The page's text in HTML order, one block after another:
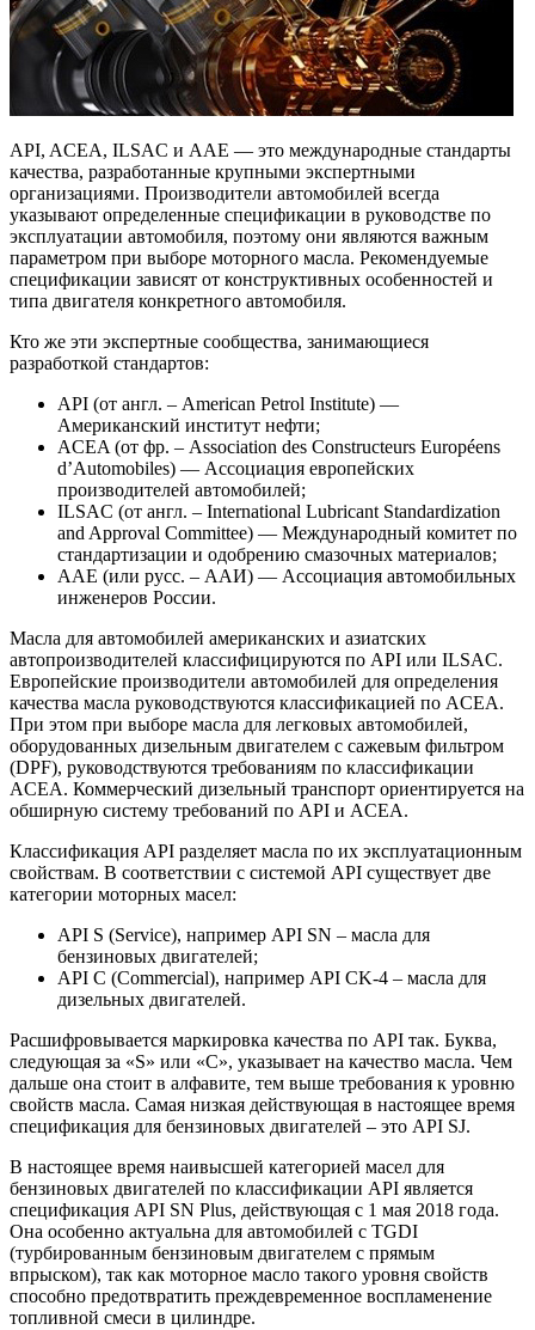
API, ACEA, ILSAC и ААЕ — это международные стандарты
качества, разработанные крупными экспертными
организациями. Производители автомобилей всегда
указывают определенные спецификации в руководстве по
эксплуатации автомобиля, поэтому они являются важным
параметром при выборе моторного масла. Рекомендуемые
спецификации зависят от конструктивных особенностей и
типа двигателя конкретного автомобиля.
Кто же эти экспертные сообщества, занимающиеся
разработкой стандартов:
API (от англ. – American Petrol Institute) —
Американский институт нефти;
ACEA (от фр. – Association des Constructeurs Européens
d’Automobiles) — Ассоциация европейских
производителей автомобилей;
ILSAC (от англ. – International Lubricant Standardization
and Approval Committee) — Международный комитет по
стандартизации и одобрению смазочных материалов;
ААЕ (или русс. – ААИ) — Ассоциация автомобильных
инженеров России.
Масла для автомобилей американских и азиатских
автопроизводителей классифицируются по API или ILSAC.
Европейские производители автомобилей для определения
качества масла руководствуются классификацией по ACEA.
При этом при выборе масла для легковых автомобилей,
оборудованных дизельным двигателем с сажевым фильтром
(DPF), руководствуются требованиям по классификации
ACEA. Коммерческий дизельный транспорт ориентируется на
обширную систему требований по API и ACEA.
Классификация API разделяет масла по их эксплуатационным
свойствам. В соответствии с системой API существует две
категории моторных масел:
API S (Service), например API SN – масла для
бензиновых двигателей;
API C (Commercial), например API CK-4 – масла для
дизельных двигателей.
Расшифровывается маркировка качества по API так. Буква,
следующая за «S» или «С», указывает на качество масла. Чем
дальше она стоит в алфавите, тем выше требования к уровню
свойств масла. Самая низкая действующая в настоящее время
спецификация для бензиновых двигателей – это API SJ.
В настоящее время наивысшей категорией масел для
бензиновых двигателей по классификации API является
спецификация API SN Plus, действующая с 1 мая 2018 года.
Она особенно актуальна для автомобилей с TGDI
(турбированным бензиновым двигателем с прямым
впрыском), так как моторное масло такого уровня свойств
способно предотвратить преждевременное воспламенение
топливной смеси в цилиндре.